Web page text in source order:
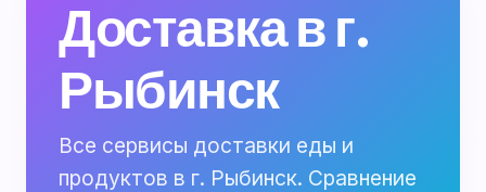
Доставка в г.
Рыбинск
Все сервисы доставки еды и
продуктов в г. Рыбинск. Сравнение